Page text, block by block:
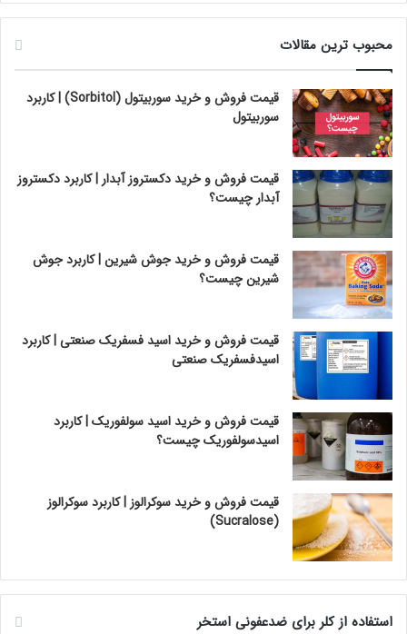
محبوب ترین مقالات
قیمت فروش و خرید سوربیتول (Sorbitol) | کاربرد
سوربیتول
قیمت فروش و خرید دکستروز آبدار | کاربرد دکستروز
آبدار چیست؟
قیمت فروش و خرید جوش شیرین | کاربرد جوش
شیرین چیست؟
قیمت فروش و خرید اسید فسفریک صنعتی | کاربرد
اسیدفسفریک صنعتی
قیمت فروش و خرید اسید سولفوریک | کاربرد
اسیدسولفوریک چیست؟
قیمت فروش و خرید سوکرالوز | کاربرد سوکرالوز
(Sucralose)
استفاده از کلر برای ضدعفونی استخر